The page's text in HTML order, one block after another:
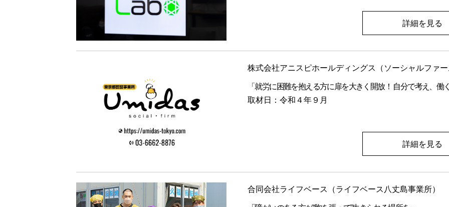
詳細を見る
株式会社アニスピホールディングス（ソーシャルファー
「就労に困難を抱える方に扉を大きく開放！ 自分で考え、働
取材日：令和４年９月
詳細を見る
合同会社ライフベース（ライフベース八丈島事業所）